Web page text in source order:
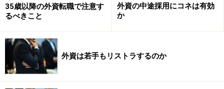
35歳以降の外資転職で注意す
るべきこと
外資の中途採用にコネは有効
か
外資は若手もリストラするのか